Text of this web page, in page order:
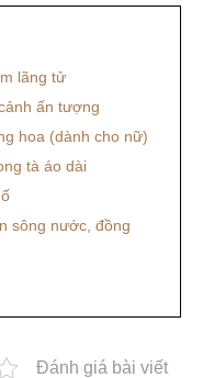
lãng tử
ấn tượng
hoa (dành cho nữ)
tà áo dài
sông nước, đồng
Đánh giá bài viết